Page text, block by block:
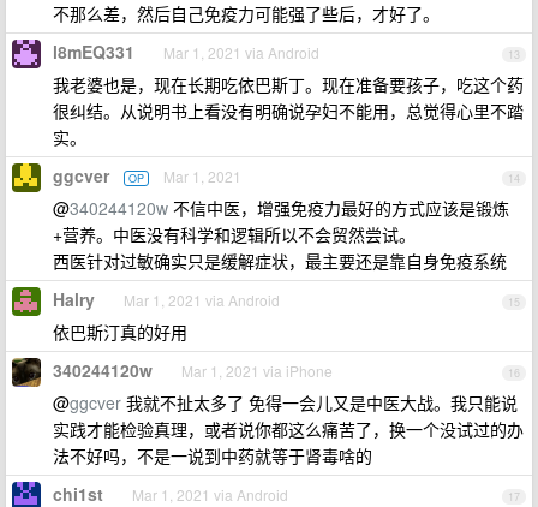
不那么差，然后自己免疫力可能强了些后，才好了。
13
l8mEQ331 Mar 1, 2021 via Android
我老婆也是，现在长期吃依巴斯丁。现在准备要孩子，吃这个药
很纠结。从说明书上看没有明确说孕妇不能用，总觉得心里不踏
实。
14
ggcver OP Mar 1, 2021
@340244120w 不信中医，增强免疫力最好的方式应该是锻炼
+营养。中医没有科学和逻辑所以不会贸然尝试。
西医针对过敏确实只是缓解症状，最主要还是靠自身免疫系统
15
Halry Mar 1, 2021 via Android
依巴斯汀真的好用
16
340244120w Mar 1, 2021 via iPhone
@ggcver 我就不扯太多了 免得一会儿又是中医大战。我只能说
实践才能检验真理，或者说你都这么痛苦了，换一个没试过的办
法不好吗，不是一说到中药就等于肾毒啥的
17
chi1st Mar 1, 2021 via Android